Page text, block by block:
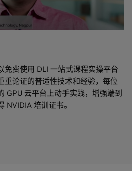
免费使用 DLI 一站式课程实操平台
重论证的普适性技术和经验，每位
GPU 云平台上动手实践，增强端到
NVIDIA 培训证书。